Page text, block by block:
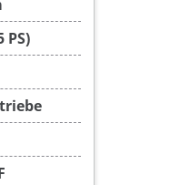
PS)